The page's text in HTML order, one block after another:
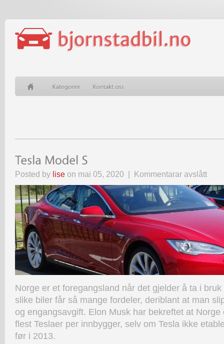
Posted by lise on mai 05, 2020 | Kommentarar avslåttpå
Model
S
Norge er et foregangsland når det gjelder å ta i
slike biler får så mange fordeler, deriblant at man
og engangsavgift. Elon Musk har bekreftet at Norge
flest Teslaer per innbygger, selv om Tesla ikke
før i 2013.